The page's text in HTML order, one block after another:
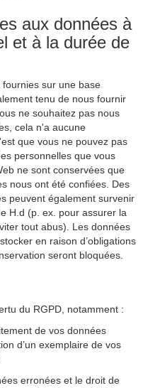
aux données à
et à la durée de
sur une base
tenu de nous fournir
ne souhaitez pas nous
cela n'a aucune
que vous ne pouvez pas
personnelles que vous
ne sont conservées que
nous ont été confiées. Des
peuvent également survenir
H.d (p. ex. pour assurer la
tout abus). Les données
en raison d’obligations
seront bloquées.
du RGPD, notamment :
de vos données
d’un exemplaire de vos
erronées et le droit de